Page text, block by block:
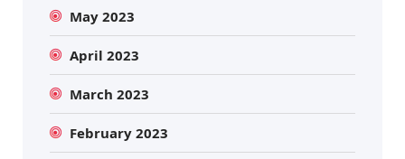
May 2023
April 2023
March 2023
February 2023